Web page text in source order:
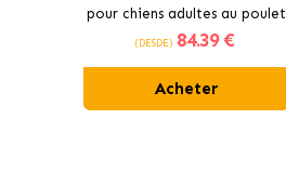
pour chiens adultes au poulet
(DESDE) 84.39 €
Acheter